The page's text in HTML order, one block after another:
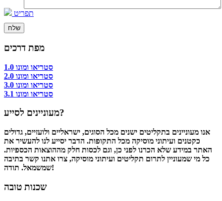
תפריט
מפת דרכים
סטריאו ומונו 1.0
סטריאו ומונו 2.0
סטריאו ומונו 3.0
סטריאו ומונו 3.1
מעוניינים לסייע?
אנו מעוניינים בתקליטים ישנים מכל הסוגים, ישראליים ולועזיים, גדולים
כקטנים ועיתוני מוסיקה מכל התקופות. הדבר יסייע לנו להעשיר את
האתר במידע שלא הכרנו לפני כן, וגם לכסות חלק מההוצאות הכספיות.
כל מי שמעוניין לתרום תקליטים ועיתוני מוסיקה, צרו אתנו קשר בתיבה
שמשמאל. תודה!
שכנות טובה